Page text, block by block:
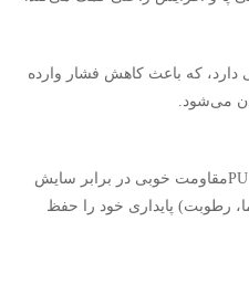
دارد، که باعث کاهش فشار وارده
می‌شود.
PUمقاومت خوبی در برابر سایش
رطوبت) پایداری خود را حفظ